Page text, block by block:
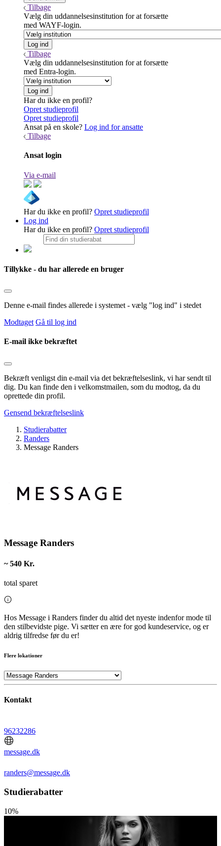
Tilbage
Vælg din uddannelsesinstitution for at forsætte
med WAYF-login.
Tilbage
Vælg din uddannelsesinstitution for at forsætte
med Entra-login.
Har du ikke en profil?
Opret studieprofil
Opret studieprofil
Ansat på en skole? Log ind for ansatte
Tilbage
Ansat login
Via e-mail
Har du ikke en profil? Opret studieprofil
Log ind
Har du ikke en profil? Opret studieprofil
Tillykke - du har allerede en bruger
Denne e-mail findes allerede i systemet - vælg "log ind" i stedet
Modtaget Gå til log ind
E-mail ikke bekræftet
Bekræft venligst din e-mail via det bekræftelseslink, vi har sendt til
dig. Du kan finde den i velkomstmailen, som du modtog, da du
oprettede din profil.
Gensend bekræftelseslink
Studierabatter
Randers
Message Randers
Message Randers
~ 540 Kr.
total sparet
Hos Message i Randers finder du altid det nyeste indenfor mode til
den stilbevidste pige. Vi sætter en ære for god kundeservice, og er
aldrig tilfredse før du er!
Flere lokationer
Kontakt
96232286
message.dk
randers@message.dk
Studierabatter
10%